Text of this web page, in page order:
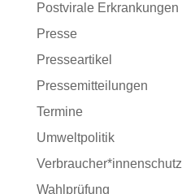
Postvirale Erkrankungen
Presse
Presseartikel
Pressemitteilungen
Termine
Umweltpolitik
Verbraucher*innenschutz
Wahlprüfung